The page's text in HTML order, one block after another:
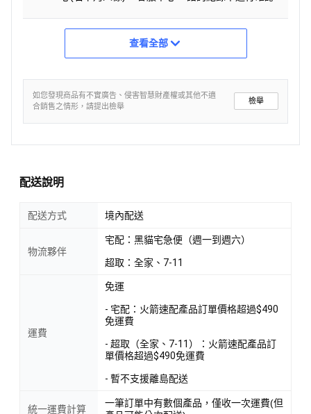
查看全部
如您發現商品有不實廣告、侵害智慧財產權或其他不適
合銷售之情形，請提出檢舉
檢舉
配送說明
配送方式 境內配送
物流夥伴
宅配：黑貓宅急便（週一到週六）
超取：全家、7-11
運費
免運
- 宅配：火箭速配產品訂單價格超過$490
免運費
- 超取（全家、7-11）：火箭速配產品訂
單價格超過$490免運費
- 暫不支援離島配送
統一運費計算
一筆訂單中有數個產品，僅收一次運費(但